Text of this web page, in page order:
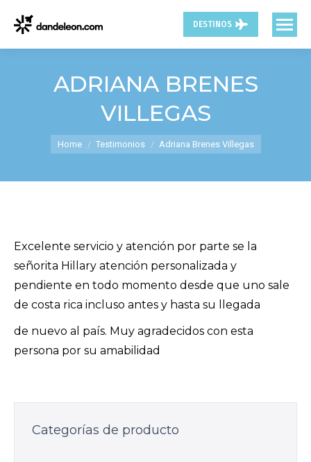
DESTINOS
ADRIANA BRENES
VILLEGAS
You are here:
Home Testimonios Adriana Brenes Villegas
Excelente servicio y atención por parte se la
señorita Hillary atención personalizada y
pendiente en todo momento desde que uno sale
de costa rica incluso antes y hasta su llegada
de nuevo al país. Muy agradecidos con esta
persona por su amabilidad
Categorías de producto